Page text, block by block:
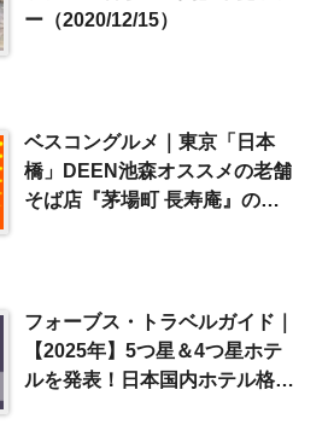
ー（2020/12/15）
ベスコングルメ｜東京「日本
橋」DEEN池森オススメの老舗
そば店『茅場町 長寿庵』の舞
フォーブス・トラベルガイド｜
【2025年】5つ星＆4つ星ホテ
ルを発表！日本国内ホテル格付